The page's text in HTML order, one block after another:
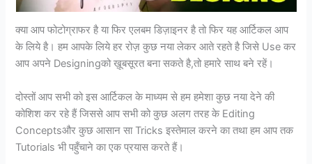
क्या आप फोटोग्राफर है या फिर एलबम डिज़ाइनर है तो फिर यह आर्टिकल आप
के लिये है। हम आपके लिये हर रोज़ कुछ नया लेकर आते रहते है जिसे Use कर
आप अपने Designingको ख़ूबसूरत बना सकते है,तो हमारे साथ बने रहें।
दोस्तों आप सभी को इस आर्टिकल के माध्यम से हम हमेशा कुछ नया देने की
कोशिश कर रहे हैं जिससे आप सभी को कुछ अलग तरह के Editing
Conceptsऔर कुछ आसान सा Tricks इस्तेमाल करने का तथा हम आप तक
Tutorials भी पहुँचाने का एक प्रयास करते हैं।